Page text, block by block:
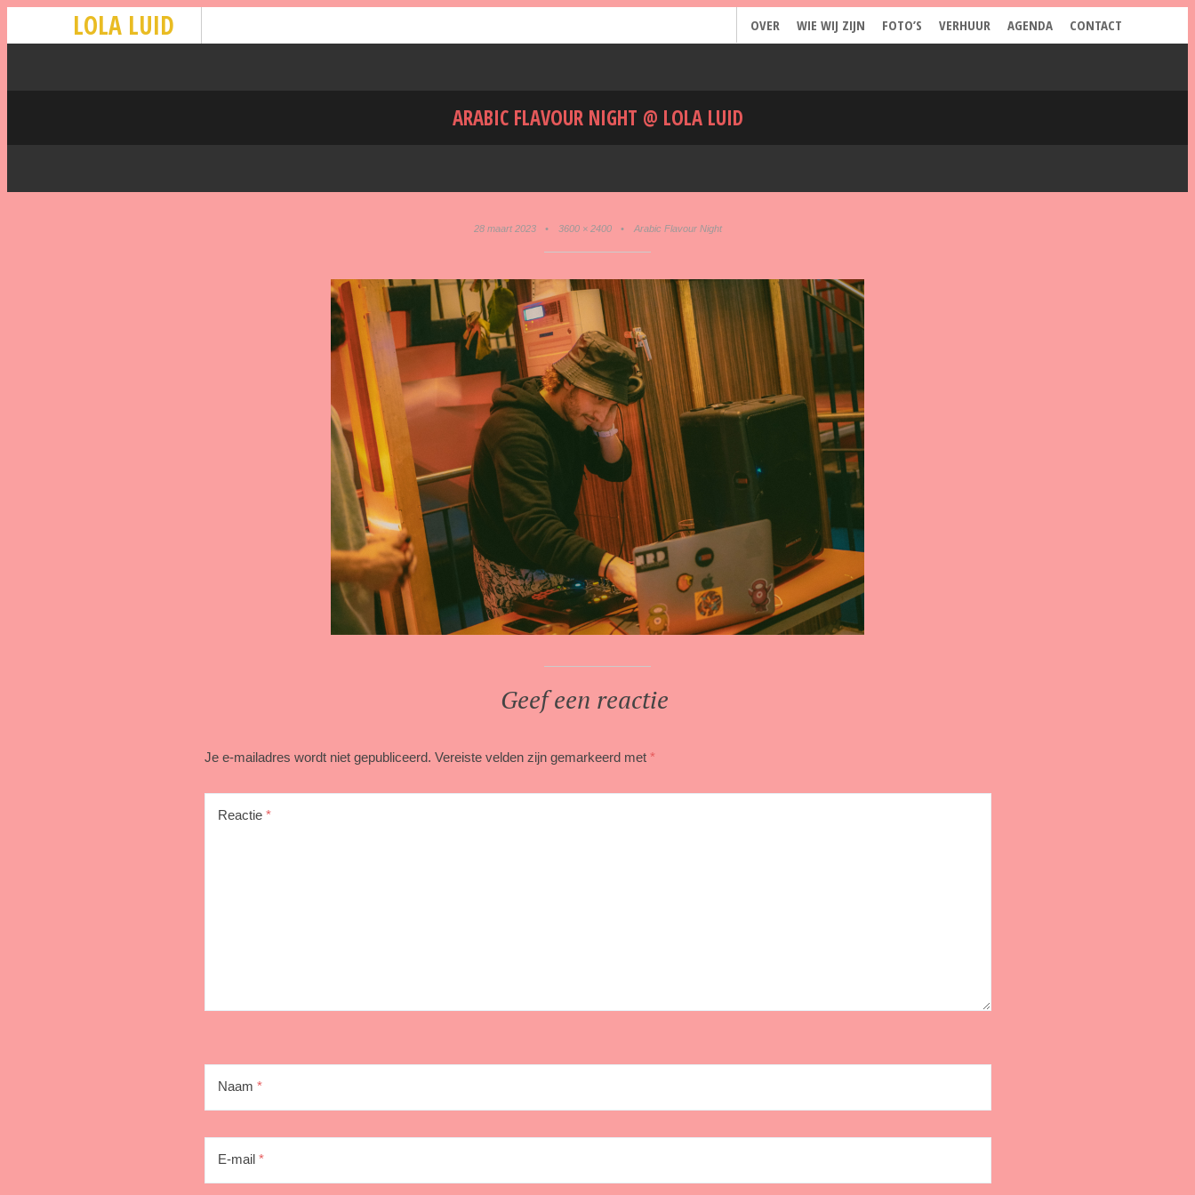
LOLA LUID OVER WIE WIJ ZIJN FOTO’S VERHUUR AGENDA CONTACT
ARABIC FLAVOUR NIGHT @ LOLA LUID
28 maart 2023 • 3600 × 2400 • Arabic Flavour Night
Geef een reactie
Je e-mailadres wordt niet gepubliceerd. Vereiste velden zijn gemarkeerd met *
Reactie *
Naam *
E-mail *